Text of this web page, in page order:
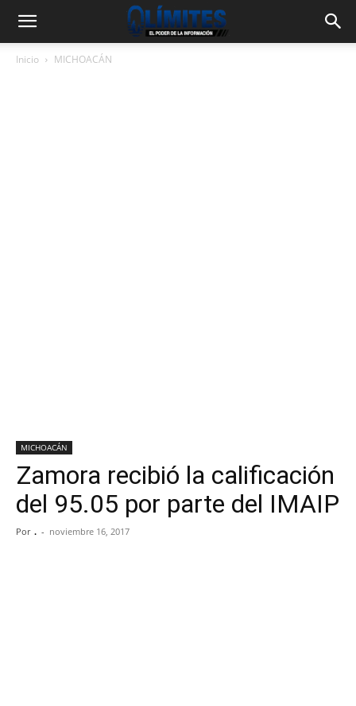
Inicio MICHOACÁN
MICHOACÁN
Zamora recibió la calificación
del 95.05 por parte del IMAIP
Por . - noviembre 16, 2017